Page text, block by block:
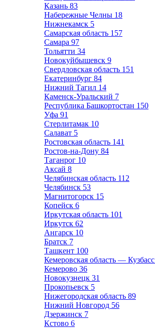
Казань 83
Набережные Челны 18
Нижнекамск 5
Самарская область 157
Самара 97
Тольятти 34
Новокуйбышевск 9
Свердловская область 151
Екатеринбург 84
Нижний Тагил 14
Каменск-Уральский 7
Республика Башкортостан 150
Уфа 91
Стерлитамак 10
Салават 5
Ростовская область 141
Ростов-на-Дону 84
Таганрог 10
Аксай 8
Челябинская область 112
Челябинск 53
Магнитогорск 15
Копейск 6
Иркутская область 101
Иркутск 62
Ангарск 10
Братск 7
Ташкент 100
Кемеровская область — Кузбасс
Кемерово 36
Новокузнецк 31
Прокопьевск 5
Нижегородская область 89
Нижний Новгород 56
Дзержинск 7
Кстово 6